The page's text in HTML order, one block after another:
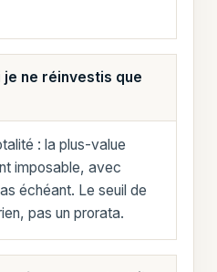
ne réinvestis que
: la plus-value
imposable, avec
échéant. Le seuil de
pas un prorata.